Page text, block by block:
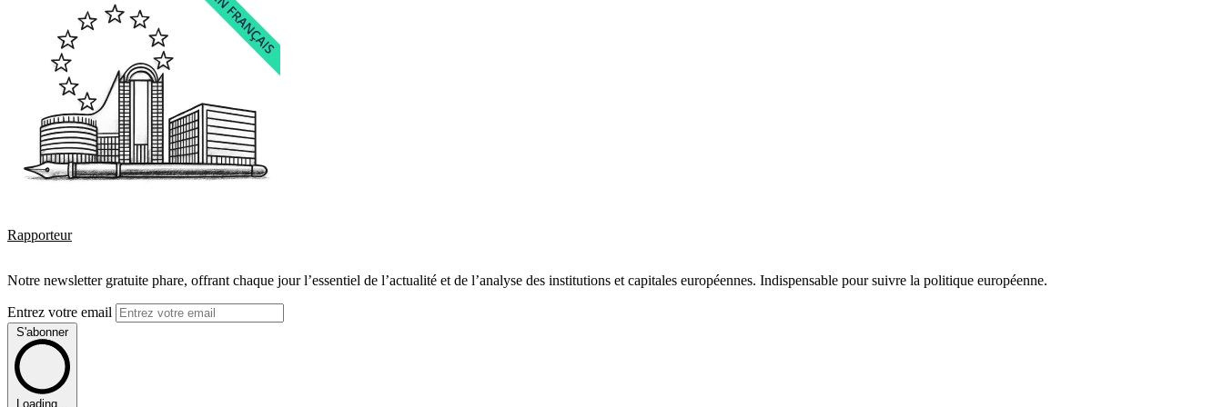
Rapporteur
Notre newsletter gratuite phare, offrant chaque jour l’essentiel de l’actualité et de l’analyse des institutions et capitales européennes. Indispensable pour suivre la politique européenne.
Entrez votre email
S'abonner
Loading...